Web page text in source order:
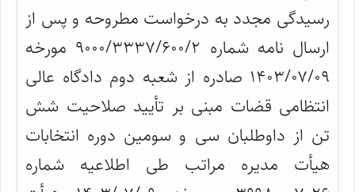
رسیدگی مجدد به درخواست مطروحه و پس از
ارسال نامه شماره ۹۰۰۰/۳۳۳۷/۶۰۰/۲ مورخه
۱۴۰۳/۰۷/۰۹ صادره از شعبه دوم دادگاه عالی
انتظامی قضات مبنی بر تأیید صلاحیت شش
تن از داوطلبان سی و سومین دوره انتخابات
هیأت مدیره مراتب طی اطلاعیه شماره